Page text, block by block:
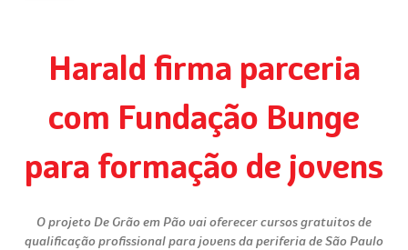
Harald firma parceria
com Fundação Bunge
para formação de jovens
O projeto De Grão em Pão vai oferecer cursos gratuitos de
qualificação profissional para jovens da periferia de São Paulo